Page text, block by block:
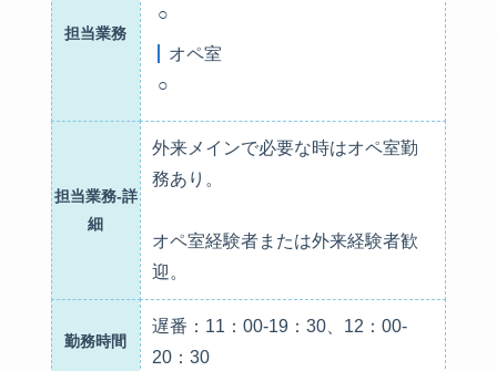
担当業務
○
オペ室
○
担当業務-詳
細
外来メインで必要な時はオペ室勤
務あり。
オペ室経験者または外来経験者歓
迎。
勤務時間
遅番：11：00-19：30、12：00-
20：30